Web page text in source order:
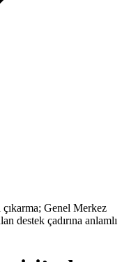
çıkarma; Genel Merkez
destek çadırına anlamlı